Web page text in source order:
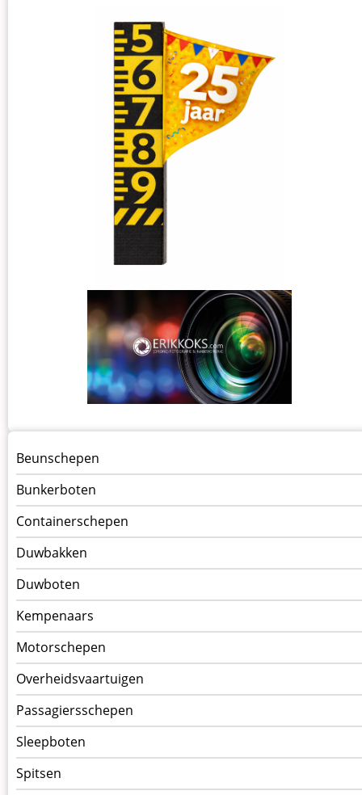
Menu
Schepen
Beunschepen
Bunkerboten
Containerschepen
Duwbakken
Duwboten
Kempenaars
Motorschepen
Overheidsvaartuigen
Passagiersschepen
Sleepboten
Spitsen